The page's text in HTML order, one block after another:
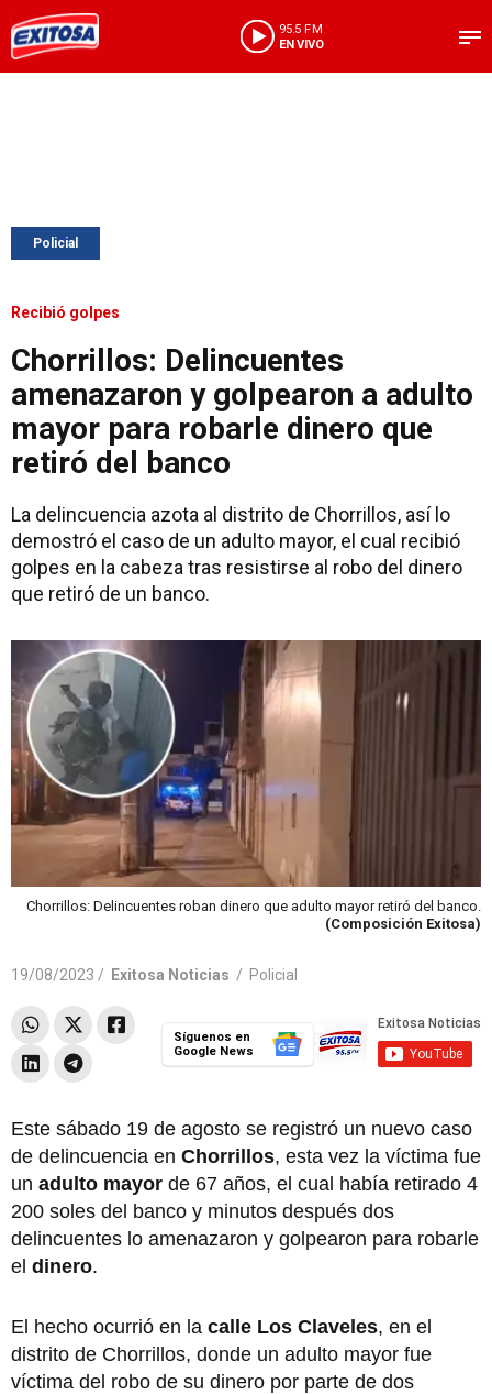
95.5 FM
EN VIVO
Policial
Recibió golpes
Chorrillos: Delincuentes
amenazaron y golpearon a adulto
mayor para robarle dinero que
retiró del banco
La delincuencia azota al distrito de Chorrillos, así lo
demostró el caso de un adulto mayor, el cual recibió
golpes en la cabeza tras resistirse al robo del dinero
que retiró de un banco.
Chorrillos: Delincuentes roban dinero que adulto mayor retiró del banco.
(Composición Exitosa)
19/08/2023 / Exitosa Noticias / Policial
Síguenos en
Google News
Este sábado 19 de agosto se registró un nuevo caso
de delincuencia en Chorrillos, esta vez la víctima fue
un adulto mayor de 67 años, el cual había retirado 4
200 soles del banco y minutos después dos
delincuentes lo amenazaron y golpearon para robarle
el dinero.
El hecho ocurrió en la calle Los Claveles, en el
distrito de Chorrillos, donde un adulto mayor fue
víctima del robo de su dinero por parte de dos